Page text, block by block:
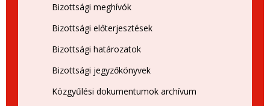
Bizottsági meghívók
Bizottsági előterjesztések
Bizottsági határozatok
Bizottsági jegyzőkönyvek
Közgyűlési dokumentumok archívum